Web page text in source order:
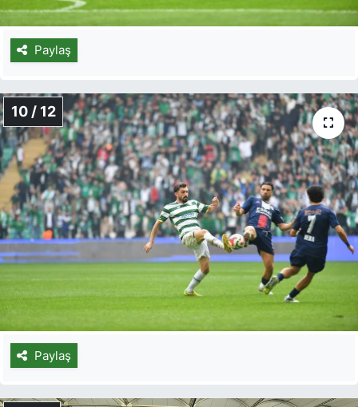
Paylaş
10 / 12
Paylaş